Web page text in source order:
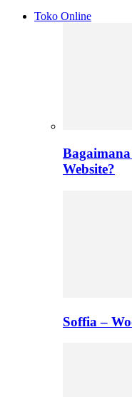
Toko Online
Website?
Soffia –